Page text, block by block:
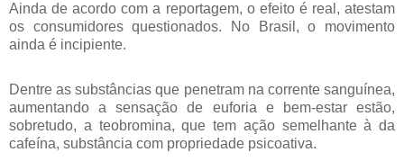
Ainda de acordo com a reportagem, o efeito é real, atestam
os consumidores questionados. No Brasil, o movimento
ainda é incipiente.
Dentre as substâncias que penetram na corrente sanguínea,
aumentando a sensação de euforia e bem-estar estão,
sobretudo, a teobromina, que tem ação semelhante à da
cafeína, substância com propriedade psicoativa.